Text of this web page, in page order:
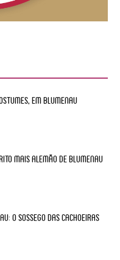
em Blumenau
mais alemão de Blumenau
o sossego das cachoeiras